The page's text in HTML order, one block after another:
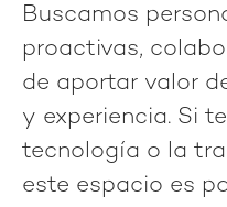
Buscamos
proactivas,
de aportar valor
y experiencia. Si
tecnología o la
este espacio es